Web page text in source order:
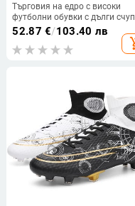
Търговия на едро с високи
футболни обувки с дълги
нокти, мъжки и дамски
обувки за трева, обувки за
тренировки на студенти от
52.87 €/103.40 лв